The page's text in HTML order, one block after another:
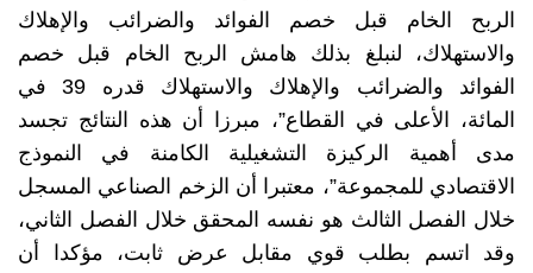
الربح الخام قبل خصم الفوائد والضرائب والإهلاك
والاستهلاك، لنبلغ بذلك هامش الربح الخام قبل خصم
الفوائد والضرائب والإهلاك والاستهلاك قدره 39 في
المائة، الأعلى في القطاع”، مبرزا أن هذه النتائج تجسد
مدى أهمية الركيزة التشغيلية الكامنة في النموذج
الاقتصادي للمجموعة”، معتبرا أن الزخم الصناعي المسجل
خلال الفصل الثالث هو نفسه المحقق خلال الفصل الثاني،
وقد اتسم بطلب قوي مقابل عرض ثابت، مؤكدا أن